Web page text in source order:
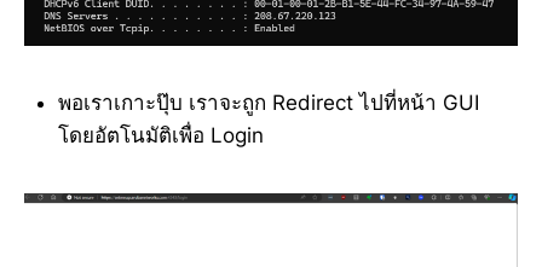
พอเราเกาะปุ๊บ เราจะถูก Redirect ไปที่หน้า GUI
โดยอัตโนมัติเพื่อ Login